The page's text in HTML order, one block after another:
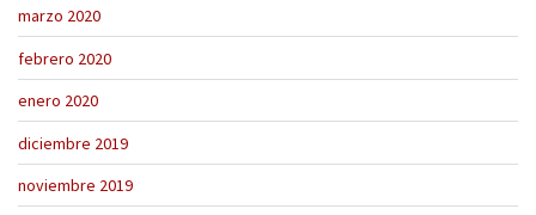
marzo 2020
febrero 2020
enero 2020
diciembre 2019
noviembre 2019